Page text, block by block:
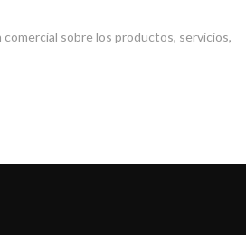
sobre los productos, servicios,